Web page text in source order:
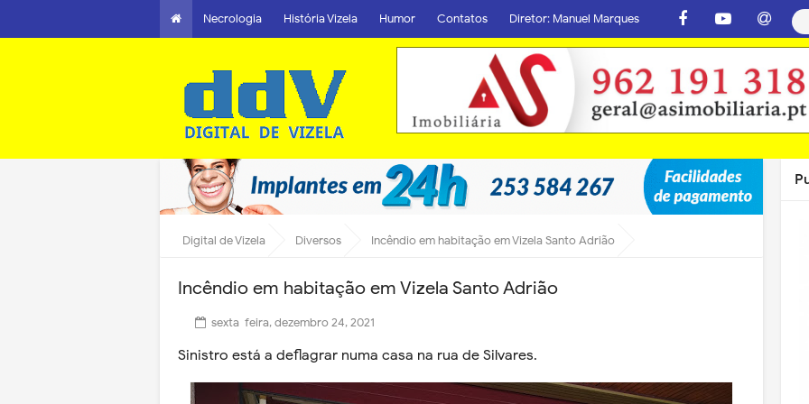
Necrologia História Vizela Humor Contatos Diretor: Manuel Marques
Digital de Vizela Diversos Incêndio em habitação em Vizela Santo Adrião
Incêndio em habitação em Vizela Santo Adrião
sexta-feira, dezembro 24, 2021
Sinistro está a deflagrar numa casa na rua de Silvares.